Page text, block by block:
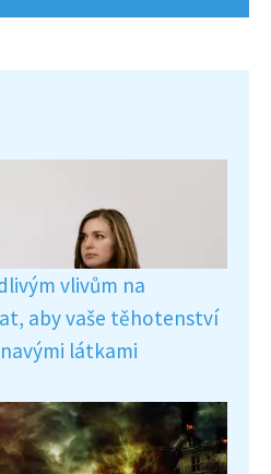
vlivům na
aby vaše těhotenství
látkami